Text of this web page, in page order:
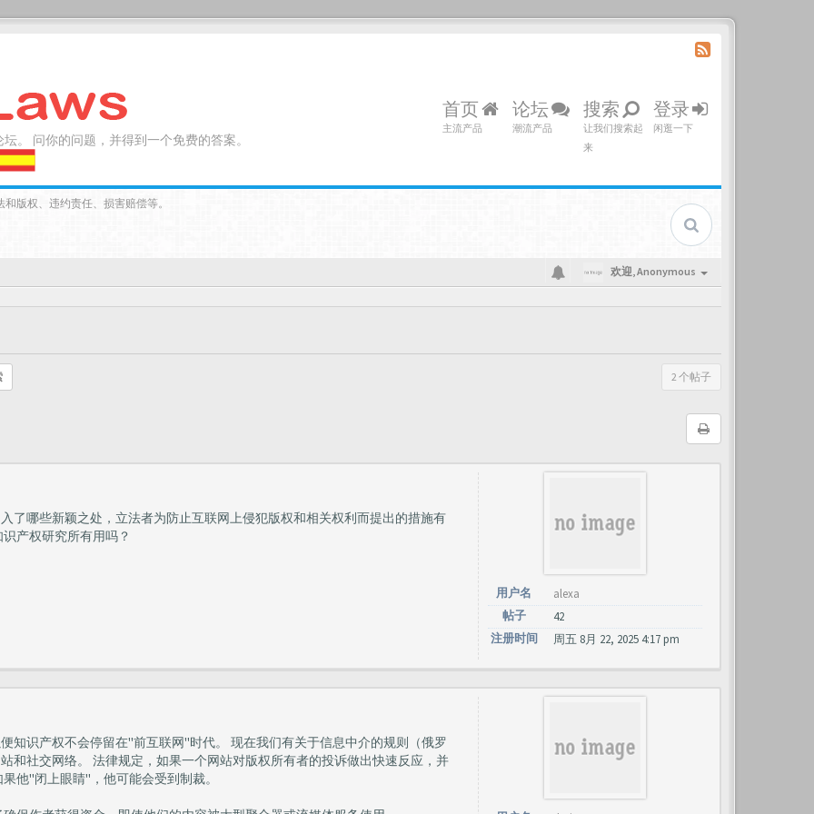
。 问你的问题，并得到一个免费的答案。
首页
主流产品
论坛
潮流产品
搜索
让我们搜索起
来
登录
闲逛一下
版权、违约责任、损害赔偿等。
欢迎,Anonymous
2 个帖子
了哪些新颖之处，立法者为防止互联网上侵犯版权和相关权利而提出的措施有
产权研究所有用吗？
用户名 alexa
帖子 42
注册时间 周五 8月 22, 2025 4:17 pm
知识产权不会停留在"前互联网"时代。 现在我们有关于信息中介的规则（俄罗
和社交网络。 法律规定，如果一个网站对版权所有者的投诉做出快速反应，并
他"闭上眼睛"，他可能会受到制裁。